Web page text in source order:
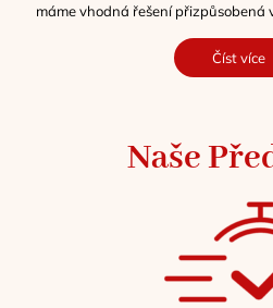
máme vhodná řešení přizpůsobená
Číst více
Naše